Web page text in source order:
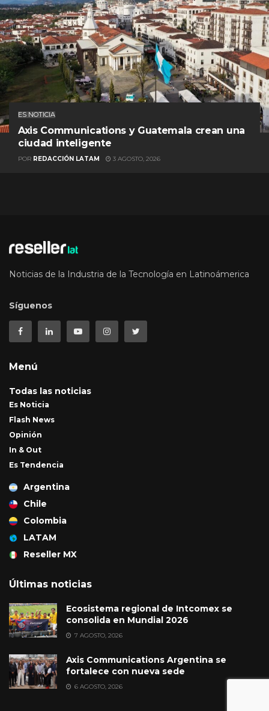
ES NOTICIA
Axis Communications y Guatemala crean una
ciudad inteligente
POR REDACCIÓN LATAM 3 AGOSTO, 2026
Noticias de la Industria de la Tecnología en Latinoámerica
Síguenos
Menú
Todas las noticias
Es Noticia
Flash News
Opinión
In & Out
Es Tendencia
Argentina
Chile
Colombia
LATAM
Reseller MX
Últimas noticias
Ecosistema regional de Intcomex se
consolida en Mundial 2026
7 AGOSTO, 2026
Axis Communications Argentina se
fortalece con nueva sede
6 AGOSTO, 2026